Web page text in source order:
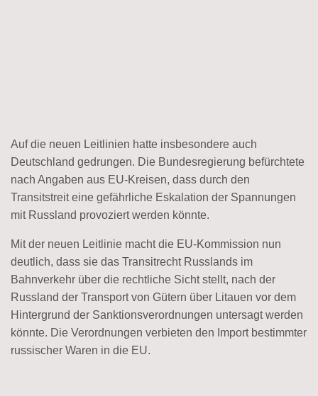
Auf die neuen Leitlinien hatte insbesondere auch
Deutschland gedrungen. Die Bundesregierung befürchtete
nach Angaben aus EU-Kreisen, dass durch den
Transitstreit eine gefährliche Eskalation der Spannungen
mit Russland provoziert werden könnte.
Mit der neuen Leitlinie macht die EU-Kommission nun
deutlich, dass sie das Transitrecht Russlands im
Bahnverkehr über die rechtliche Sicht stellt, nach der
Russland der Transport von Gütern über Litauen vor dem
Hintergrund der Sanktionsverordnungen untersagt werden
könnte. Die Verordnungen verbieten den Import bestimmter
russischer Waren in die EU.